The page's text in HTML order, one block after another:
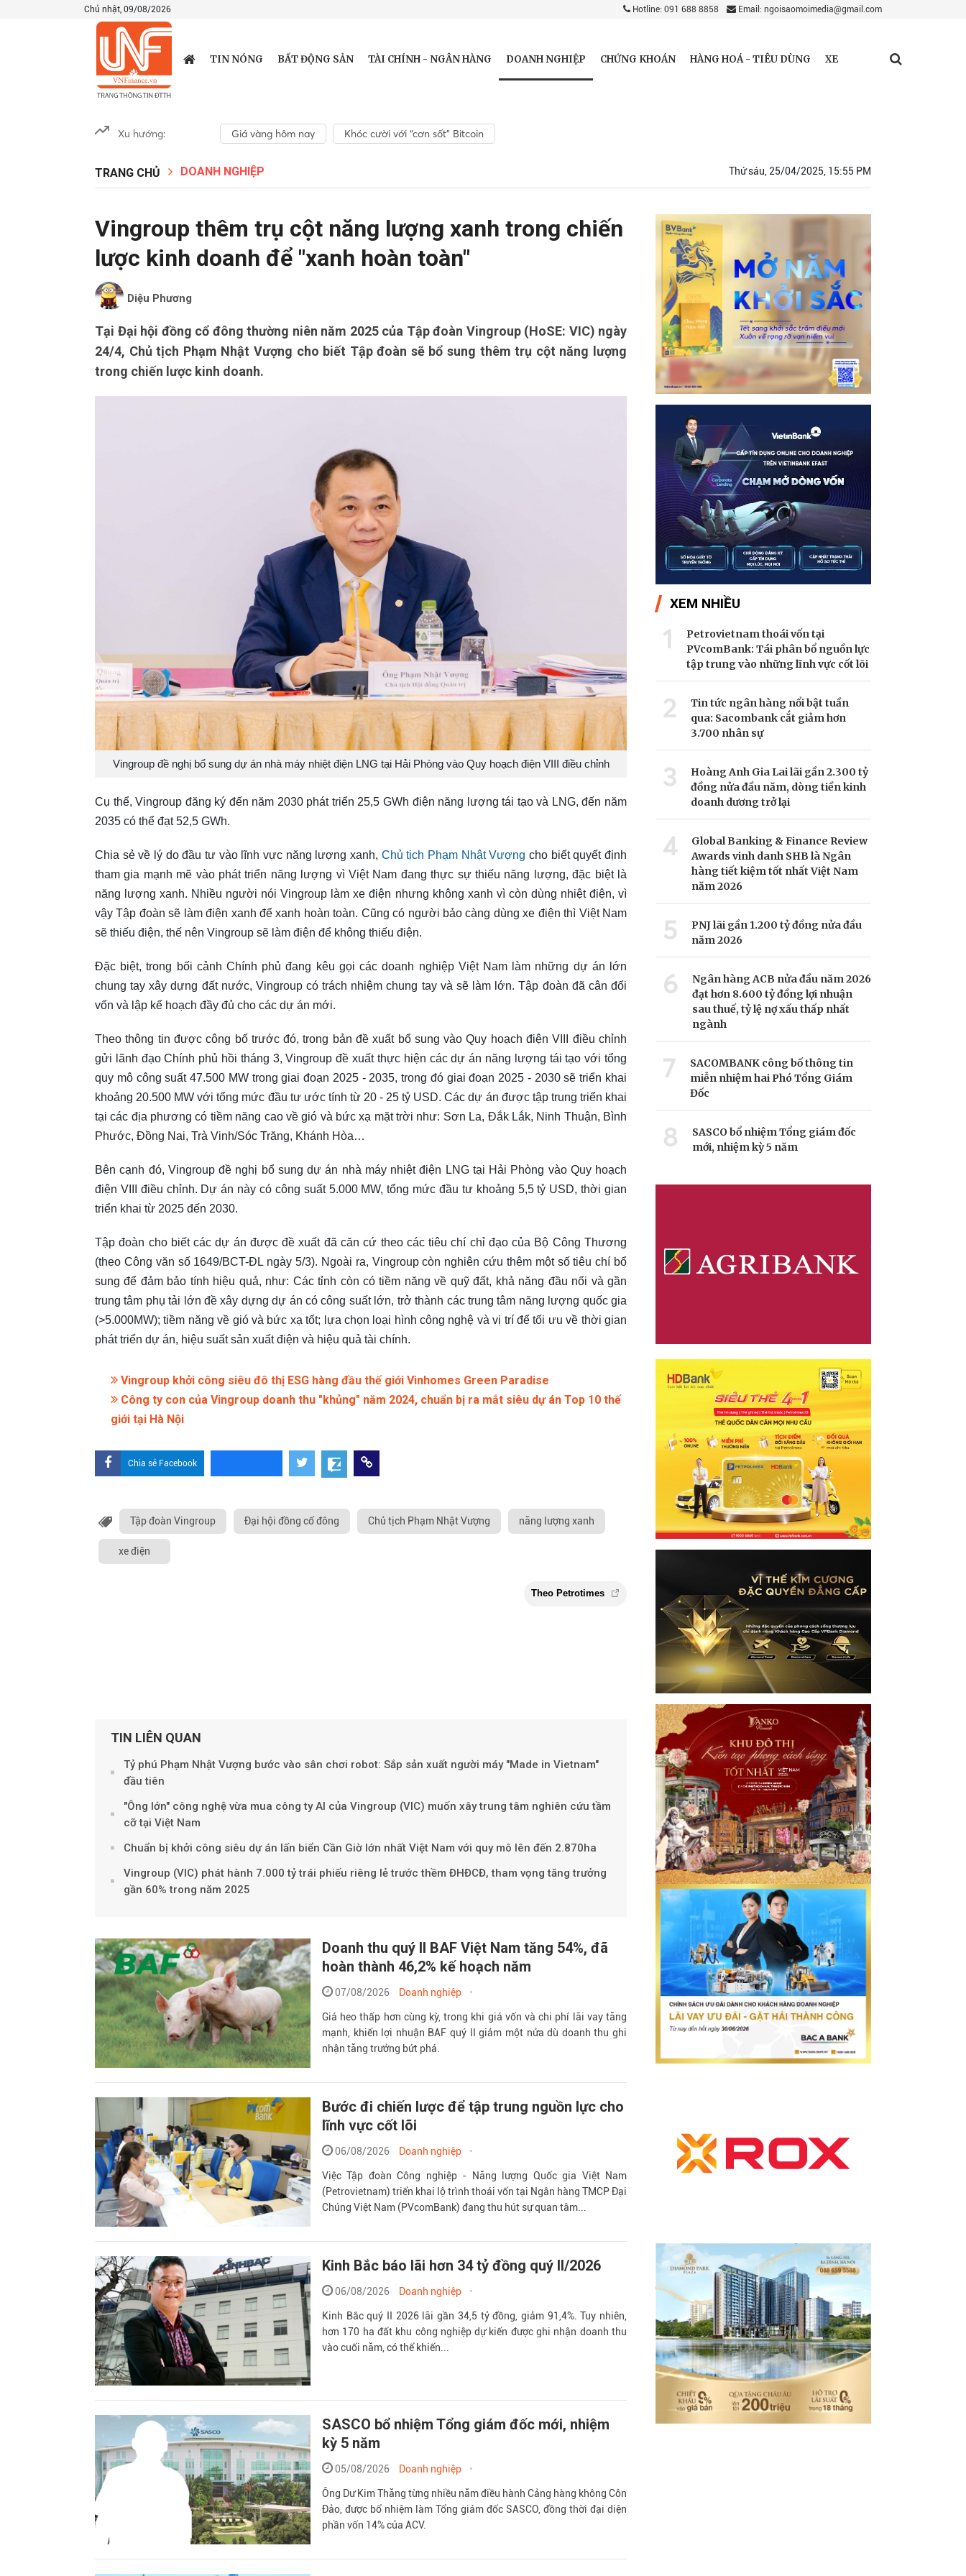
Chủ nhật, 09/08/2026 Hotline: 091 688 8858 Email: ngoisaomoimedia@gmail.com
TIN NÓNG BẤT ĐỘNG SẢN TÀI CHÍNH - NGÂN HÀNG DOANH NGHIỆP CHỨNG KHOÁN HÀNG HOÁ - TIÊU DÙNG XE
Xu hướng: Giá vàng hôm nay Khóc cười với “cơn sốt” Bitcoin
TRANG CHỦ DOANH NGHIỆP Thứ sáu, 25/04/2025, 15:55 PM
Vingroup thêm trụ cột năng lượng xanh trong chiến
lược kinh doanh để "xanh hoàn toàn"
Diệu Phương
Tại Đại hội đồng cổ đông thường niên năm 2025 của Tập đoàn Vingroup (HoSE: VIC) ngày
24/4, Chủ tịch Phạm Nhật Vượng cho biết Tập đoàn sẽ bổ sung thêm trụ cột năng lượng
trong chiến lược kinh doanh.
Vingroup đề nghị bổ sung dự án nhà máy nhiệt điện LNG tại Hải Phòng vào Quy hoạch điện VIII điều chỉnh
Cụ thể, Vingroup đăng ký đến năm 2030 phát triển 25,5 GWh điện năng lượng tái tạo và LNG, đến năm
2035 có thể đạt 52,5 GWh.
Chia sẻ về lý do đầu tư vào lĩnh vực năng lượng xanh, Chủ tịch Phạm Nhật Vượng cho biết quyết định
tham gia mạnh mẽ vào phát triển năng lượng vì Việt Nam đang thực sự thiếu năng lượng, đặc biệt là
năng lượng xanh. Nhiều người nói Vingroup làm xe điện nhưng không xanh vì còn dùng nhiệt điện, vì
vậy Tập đoàn sẽ làm điện xanh để xanh hoàn toàn. Cũng có người bảo càng dùng xe điện thì Việt Nam
sẽ thiếu điện, thế nên Vingroup sẽ làm điện để không thiếu điện.
Đặc biệt, trong bối cảnh Chính phủ đang kêu gọi các doanh nghiệp Việt Nam làm những dự án lớn
chung tay xây dựng đất nước, Vingroup có trách nhiệm chung tay và sẽ làm lớn. Tập đoàn đã cân đối
vốn và lập kế hoạch đầy đủ cho các dự án mới.
Theo thông tin được công bố trước đó, trong bản đề xuất bổ sung vào Quy hoạch điện VIII điều chỉnh
gửi lãnh đạo Chính phủ hồi tháng 3, Vingroup đề xuất thực hiện các dự án năng lượng tái tạo với tổng
quy mô công suất 47.500 MW trong giai đoạn 2025 - 2035, trong đó giai đoạn 2025 - 2030 sẽ triển khai
khoảng 20.500 MW với tổng mức đầu tư ước tính từ 20 - 25 tỷ USD. Các dự án được tập trung triển khai
tại các địa phương có tiềm năng cao về gió và bức xạ mặt trời như: Sơn La, Đắk Lắk, Ninh Thuận, Bình
Phước, Đồng Nai, Trà Vinh/Sóc Trăng, Khánh Hòa…
Bên cạnh đó, Vingroup đề nghị bổ sung dự án nhà máy nhiệt điện LNG tại Hải Phòng vào Quy hoạch
điện VIII điều chỉnh. Dự án này có công suất 5.000 MW, tổng mức đầu tư khoảng 5,5 tỷ USD, thời gian
triển khai từ 2025 đến 2030.
Tập đoàn cho biết các dự án được đề xuất đã căn cứ theo các tiêu chí chỉ đạo của Bộ Công Thương
(theo Công văn số 1649/BCT-ĐL ngày 5/3). Ngoài ra, Vingroup còn nghiên cứu thêm một số tiêu chí bổ
sung để đảm bảo tính hiệu quả, như: Các tỉnh còn có tiềm năng về quỹ đất, khả năng đầu nối và gần
trung tâm phụ tải lớn đề xây dựng dự án có công suất lớn, trở thành các trung tâm năng lượng quốc gia
(>5.000MW); tiềm năng về gió và bức xạ tốt; lựa chọn loại hình công nghệ và vị trí để tối ưu về thời gian
phát triển dự án, hiệu suất sản xuất điện và hiệu quả tài chính.
Vingroup khởi công siêu đô thị ESG hàng đầu thế giới Vinhomes Green Paradise
Công ty con của Vingroup doanh thu "khủng" năm 2024, chuẩn bị ra mắt siêu dự án Top 10 thế
giới tại Hà Nội
Chia sẻ Facebook
Tập đoàn Vingroup Đại hội đồng cổ đông Chủ tịch Phạm Nhật Vượng năng lượng xanh
xe điện
Theo Petrotimes
TIN LIÊN QUAN
Tỷ phú Phạm Nhật Vượng bước vào sân chơi robot: Sắp sản xuất người máy "Made in Vietnam"
đầu tiên
"Ông lớn" công nghệ vừa mua công ty AI của Vingroup (VIC) muốn xây trung tâm nghiên cứu tầm
cỡ tại Việt Nam
Chuẩn bị khởi công siêu dự án lấn biển Cần Giờ lớn nhất Việt Nam với quy mô lên đến 2.870ha
Vingroup (VIC) phát hành 7.000 tỷ trái phiếu riêng lẻ trước thềm ĐHĐCĐ, tham vọng tăng trưởng
gần 60% trong năm 2025
Doanh thu quý II BAF Việt Nam tăng 54%, đã
hoàn thành 46,2% kế hoạch năm
07/08/2026 Doanh nghiệp
Giá heo thấp hơn cùng kỳ, trong khi giá vốn và chi phí lãi vay tăng
mạnh, khiến lợi nhuận BAF quý II giảm một nửa dù doanh thu ghi
nhận tăng trưởng bứt phá.
Bước đi chiến lược để tập trung nguồn lực cho
lĩnh vực cốt lõi
06/08/2026 Doanh nghiệp
Việc Tập đoàn Công nghiệp - Năng lượng Quốc gia Việt Nam
(Petrovietnam) triển khai lộ trình thoái vốn tại Ngân hàng TMCP Đại
Chúng Việt Nam (PVcomBank) đang thu hút sự quan tâm...
Kinh Bắc báo lãi hơn 34 tỷ đồng quý II/2026
06/08/2026 Doanh nghiệp
Kinh Bắc quý II 2026 lãi gần 34,5 tỷ đồng, giảm 91,4%. Tuy nhiên,
hơn 170 ha đất khu công nghiệp dự kiến được ghi nhận doanh thu
vào cuối năm, có thể khiến...
SASCO bổ nhiệm Tổng giám đốc mới, nhiệm
kỳ 5 năm
05/08/2026 Doanh nghiệp
Ông Dư Kim Thăng từng nhiều năm điều hành Cảng hàng không Côn
Đảo, được bổ nhiệm làm Tổng giám đốc SASCO, đồng thời đại diện
phần vốn 14% của ACV.
XEM NHIỀU
1
Petrovietnam thoái vốn tại
PVcomBank: Tái phân bổ nguồn lực
tập trung vào những lĩnh vực cốt lõi
2
Tin tức ngân hàng nổi bật tuần
qua: Sacombank cắt giảm hơn
3.700 nhân sự
3
Hoàng Anh Gia Lai lãi gần 2.300 tỷ
đồng nửa đầu năm, dòng tiền kinh
doanh dương trở lại
4
Global Banking & Finance Review
Awards vinh danh SHB là Ngân
hàng tiết kiệm tốt nhất Việt Nam
năm 2026
5
PNJ lãi gần 1.200 tỷ đồng nửa đầu
năm 2026
6
Ngân hàng ACB nửa đầu năm 2026
đạt hơn 8.600 tỷ đồng lợi nhuận
sau thuế, tỷ lệ nợ xấu thấp nhất
ngành
7
SACOMBANK công bố thông tin
miễn nhiệm hai Phó Tổng Giám
Đốc
8
SASCO bổ nhiệm Tổng giám đốc
mới, nhiệm kỳ 5 năm